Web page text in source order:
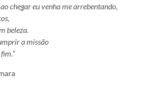
chegar eu venha me arrebentando,
beleza.
a missão